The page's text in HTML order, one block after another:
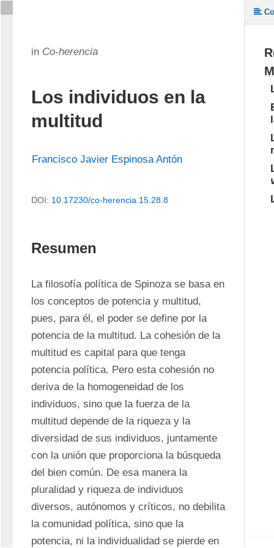
in Co-herencia
Los individuos en la
multitud
Francisco Javier Espinosa Antón
DOI: 10.17230/co-herencia.15.28.8
Resumen
La filosofía política de Spinoza se basa en
los conceptos de potencia y multitud,
pues, para él, el poder se define por la
potencia de la multitud. La cohesión de la
multitud es capital para que tenga
potencia política. Pero esta cohesión no
deriva de la homogeneidad de los
individuos, sino que la fuerza de la
multitud depende de la riqueza y la
diversidad de sus individuos, juntamente
con la unión que proporciona la búsqueda
del bien común. De esa manera la
pluralidad y riqueza de individuos
diversos, autónomos y críticos, no debilita
la comunidad política, sino que la
potencia, ni la individualidad se pierde en